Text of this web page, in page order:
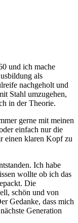
und ich mache
als
nachgeholt und
Stahl umzugehen,
in der Theorie.
gerne mit meinen
einfach nur die
einen klaren Kopf zu
Ich habe
wollte ob ich das
Die
schön und von
Gedanke, dass mich
Generation